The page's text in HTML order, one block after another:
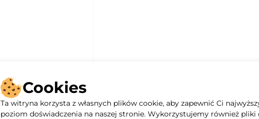
Cookies
Ta witryna korzysta z własnych plików cookie, aby zapewnić Ci
poziom doświadczenia na naszej stronie. Wykorzystujemy również pliki